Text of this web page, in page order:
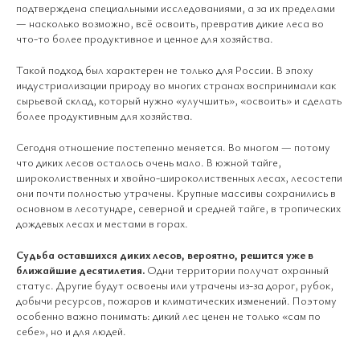
подтверждена специальными исследованиями, а за их пределами
— насколько возможно, всё освоить, превратив дикие леса во
что-то более продуктивное и ценное для хозяйства.
Такой подход был характерен не только для России. В эпоху
индустриализации природу во многих странах воспринимали как
сырьевой склад, который нужно «улучшить», «освоить» и сделать
более продуктивным для хозяйства.
Сегодня отношение постепенно меняется. Во многом — потому
что диких лесов осталось очень мало. В южной тайге,
широколиственных и хвойно-широколиственных лесах, лесостепи
они почти полностью утрачены. Крупные массивы сохранились в
основном в лесотундре, северной и средней тайге, в тропических
дождевых лесах и местами в горах.
Судьба оставшихся диких лесов, вероятно, решится уже в
ближайшие десятилетия. Одни территории получат охранный
статус. Другие будут освоены или утрачены из-за дорог, рубок,
добычи ресурсов, пожаров и климатических изменений. Поэтому
особенно важно понимать: дикий лес ценен не только «сам по
себе», но и для людей.